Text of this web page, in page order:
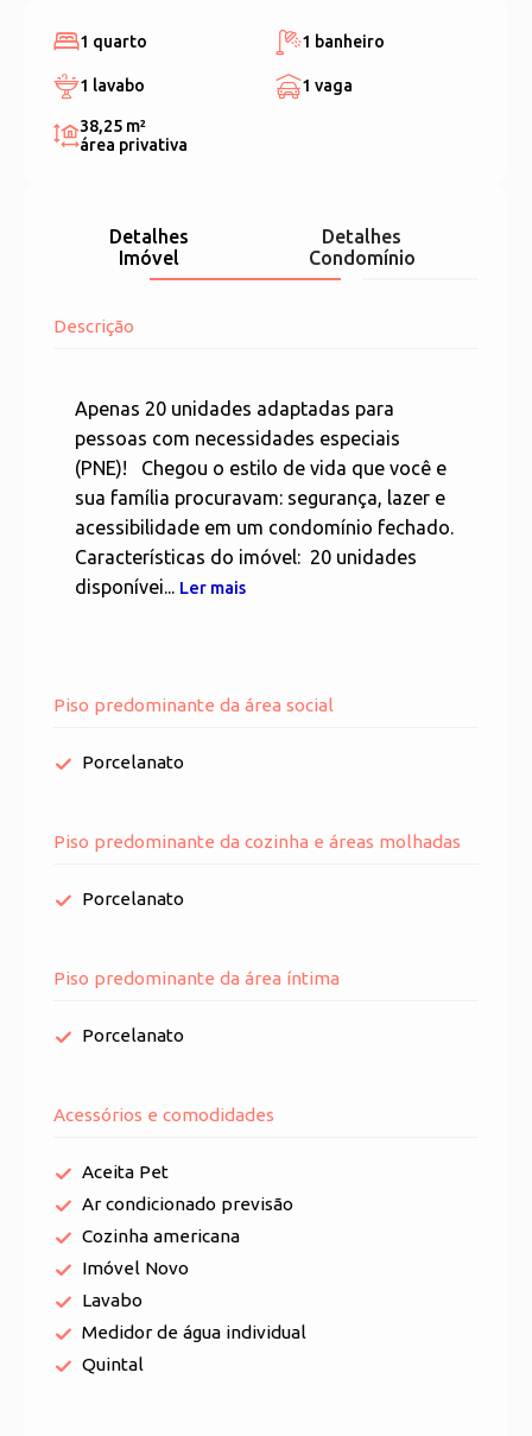
1 quarto 1 banheiro
1 lavabo 1 vaga
38,25 m²
área privativa
Detalhes
Imóvel
Detalhes
Condomínio
Descrição
Apenas 20 unidades adaptadas para
pessoas com necessidades especiais
(PNE)! Chegou o estilo de vida que você e
sua família procuravam: segurança, lazer e
acessibilidade em um condomínio fechado.
Características do imóvel: 20 unidades
disponívei... Ler mais
Piso predominante da área social
Porcelanato
Piso predominante da cozinha e áreas molhadas
Porcelanato
Piso predominante da área íntima
Porcelanato
Acessórios e comodidades
Aceita Pet
Ar condicionado previsão
Cozinha americana
Imóvel Novo
Lavabo
Medidor de água individual
Quintal